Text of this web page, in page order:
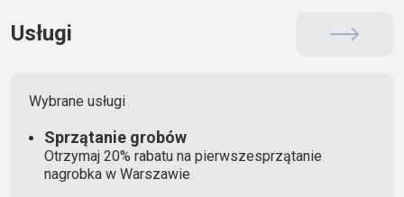
Usługi
Wybrane usługi
Sprzątanie grobów
Otrzymaj 20% rabatu na pierwszesprzątanie
nagrobka w Warszawie